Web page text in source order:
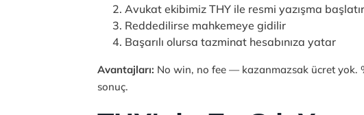
Avukat ekibimiz THY ile resmi yazışma başlatır
Reddedilirse mahkemeye gidilir
Başarılı olursa tazminat hesabınıza yatar
Avantajları: No win, no fee — kazanmazsak ücret yok.
sonuç.